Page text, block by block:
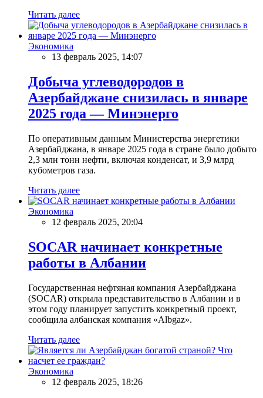
Читать далее
Экономика
13 февраль 2025, 14:07
Добыча углеводородов в
Азербайджане снизилась в январе
2025 года — Минэнерго
По оперативным данным Министерства энергетики
Азербайджана, в январе 2025 года в стране было добыто
2,3 млн тонн нефти, включая конденсат, и 3,9 млрд
кубометров газа.
Читать далее
Экономика
12 февраль 2025, 20:04
SOCAR начинает конкретные
работы в Албании
Государственная нефтяная компания Азербайджана
(SOCAR) открыла представительство в Албании и в
этом году планирует запустить конкретный проект,
сообщила албанская компания «Albgaz».
Читать далее
Экономика
12 февраль 2025, 18:26